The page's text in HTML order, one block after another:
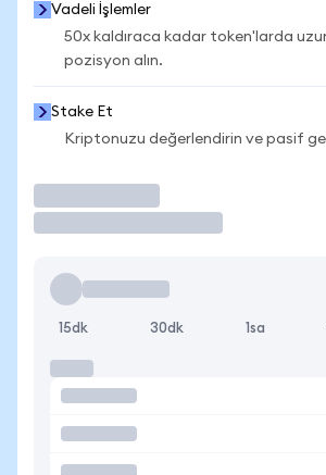
Vadeli İşlemler
50x kaldıraca kadar token'larda
pozisyon alın.
Stake Et
Kriptonuzu değerlendirin ve pasif
15dk 30dk 1sa